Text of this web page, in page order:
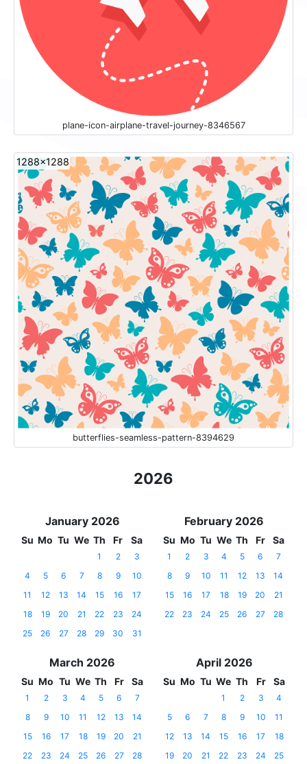
plane-icon-airplane-travel-journey-8346567
1288x1288
butterflies-seamless-pattern-8394629
2026
January 2026
Su Mo Tu We Th Fr Sa
1 2
3
4
5 6 7 8 9
10
11
12 13 14 15 16
17
18
19 20 21 22 23
24
25
26 27 28 29 30 31
February 2026
Su Mo Tu We Th Fr Sa
1 2 3 4 5 6
7
8
9 10 11 12 13
14
15
16 17 18 19 20
21
22
23 24 25 26 27 28
March 2026
Su Mo Tu We Th Fr Sa
1 2 3 4 5 6
7
8
9 10 11 12 13
14
15
16 17 18 19 20
21
22
23 24 25 26 27
28
April 2026
Su Mo Tu We Th Fr Sa
1 2 3
4
5
6 7 8 9 10
11
12
13 14 15 16 17
18
19
20 21 22 23 24
25